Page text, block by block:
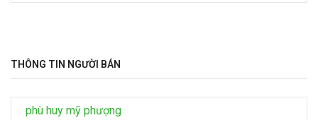
THÔNG TIN NGƯỜI BÁN
phù huy mỹ phượng